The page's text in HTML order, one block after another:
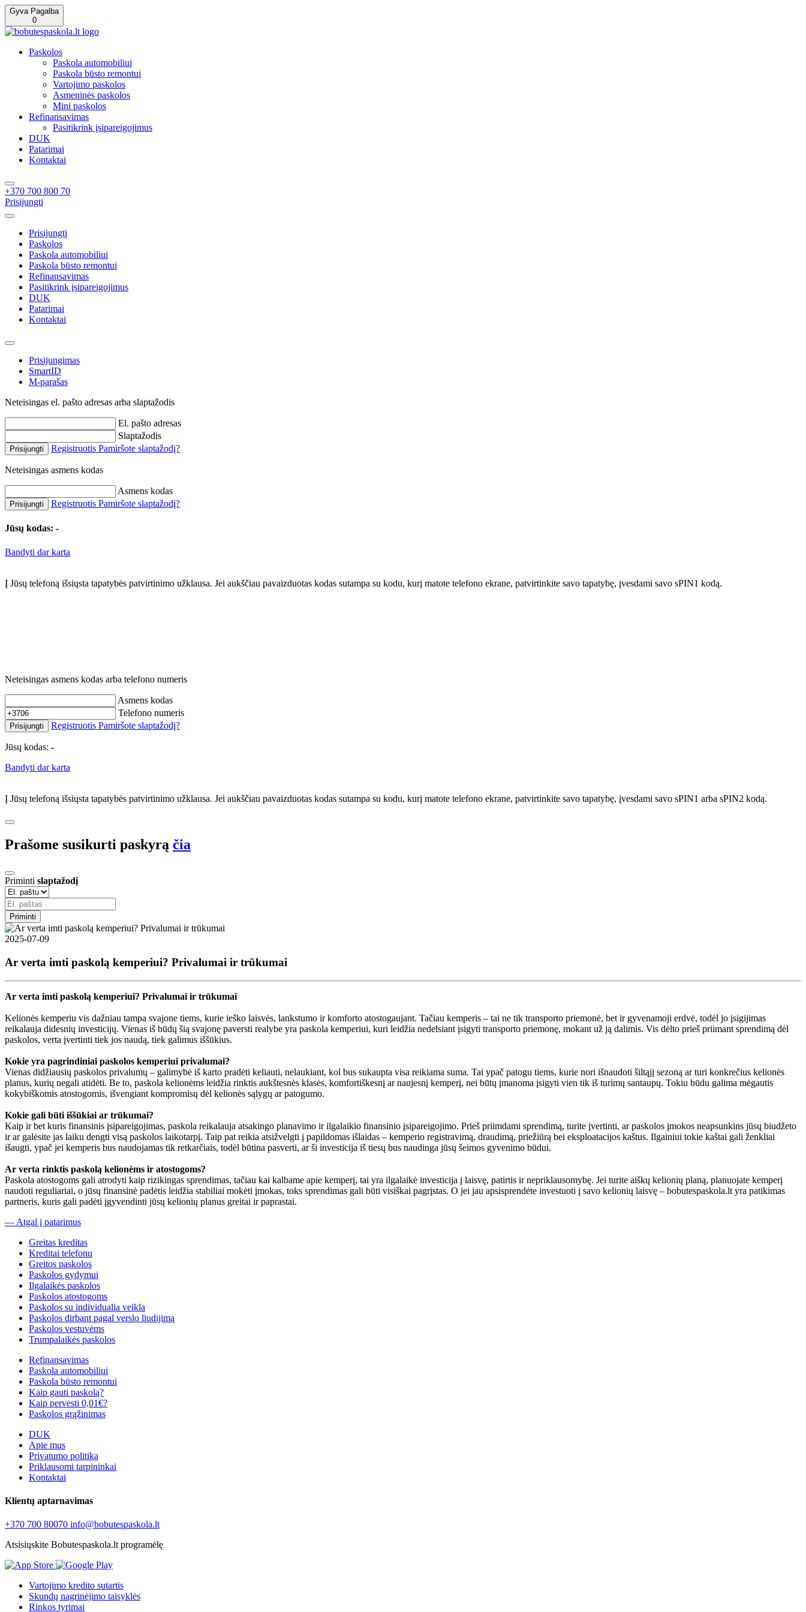
Gyva Pagalba
0
Paskolos
Paskola automobiliui
Paskola būsto remontui
Vartojimo paskolos
Asmeninės paskolos
Mini paskolos
Refinansavimas
Pasitikrink įsipareigojimus
DUK
Patarimai
Kontaktai
+370 700 800 70
Prisijungti
Prisijungti
Paskolos
Paskola automobiliui
Paskola būsto remontui
Refinansavimas
Pasitikrink įsipareigojimus
DUK
Patarimai
Kontaktai
Prisijungimas
SmartID
M-parašas
Neteisingas el. pašto adresas arba slaptažodis
El. pašto adresas
Slaptažodis
Prisijungti Registruotis Pamiršote slaptažodį?
Neteisingas asmens kodas
Asmens kodas
Prisijungti Registruotis Pamiršote slaptažodį?
Jūsų kodas: -
Bandyti dar karta
Į Jūsų telefoną išsiųsta tapatybės patvirtinimo užklausa. Jei aukščiau pavaizduotas kodas sutampa su kodu, kurį matote telefono ekrane, patvirtinkite savo tapatybę, įvesdami savo sPIN1 kodą.
Neteisingas asmens kodas arba telefono numeris
Asmens kodas
Telefono numeris
Prisijungti Registruotis Pamiršote slaptažodį?
Jūsų kodas: -
Bandyti dar karta
Į Jūsų telefoną išsiųsta tapatybės patvirtinimo užklausa. Jei aukščiau pavaizduotas kodas sutampa su kodu, kurį matote telefono ekrane, patvirtinkite savo tapatybę, įvesdami savo sPIN1 arba sPIN2 kodą.
Prašome susikurti paskyrą čia
Priminti slaptažodį
Priminti
2025-07-09
Ar verta imti paskolą kemperiui? Privalumai ir trūkumai
Ar verta imti paskolą kemperiui? Privalumai ir trūkumai
Kelionės kemperiu vis dažniau tampa svajone tiems, kurie ieško laisvės, lankstumo ir komforto atostogaujant. Tačiau kemperis – tai ne tik transporto priemonė, bet ir gyvenamoji erdvė, todėl jo įsigijimas
reikalauja didesnių investicijų. Vienas iš būdų šią svajonę paversti realybe yra paskola kemperiui, kuri leidžia nedelsiant įsigyti transporto priemonę, mokant už ją dalimis. Vis dėlto prieš priimant sprendimą dėl
paskolos, verta įvertinti tiek jos naudą, tiek galimus iššūkius.
Kokie yra pagrindiniai paskolos kemperiui privalumai?
Vienas didžiausių paskolos privalumų – galimybė iš karto pradėti keliauti, nelaukiant, kol bus sukaupta visa reikiama suma. Tai ypač patogu tiems, kurie nori išnaudoti šiltąjį sezoną ar turi konkrečius kelionės
planus, kurių negali atidėti. Be to, paskola kelionėms leidžia rinktis aukštesnės klasės, komfortiškesnį ar naujesnį kemperį, nei būtų įmanoma įsigyti vien tik iš turimų santaupų. Tokiu būdu galima mėgautis
kokybiškomis atostogomis, išvengiant kompromisų dėl kelionės sąlygų ar patogumo.
Kokie gali būti iššūkiai ar trūkumai?
Kaip ir bet kuris finansinis įsipareigojimas, paskola reikalauja atsakingo planavimo ir ilgalaikio finansinio įsipareigojimo. Prieš priimdami sprendimą, turite įvertinti, ar paskolos įmokos neapsunkins jūsų biudžeto
ir ar galėsite jas laiku dengti visą paskolos laikotarpį. Taip pat reikia atsižvelgti į papildomas išlaidas – kemperio registravimą, draudimą, priežiūrą bei eksploatacijos kaštus. Ilgainiui tokie kaštai gali ženkliai
išaugti, ypač jei kemperis bus naudojamas tik retkarčiais, todėl būtina pasverti, ar ši investicija iš tiesų bus naudinga jūsų šeimos gyvenimo būdui.
Ar verta rinktis paskolą kelionėms ir atostogoms?
Paskola atostogoms gali atrodyti kaip rizikingas sprendimas, tačiau kai kalbame apie kemperį, tai yra ilgalaikė investicija į laisvę, patirtis ir nepriklausomybę. Jei turite aiškų kelionių planą, planuojate kemperį
naudoti reguliariai, o jūsų finansinė padėtis leidžia stabiliai mokėti įmokas, toks sprendimas gali būti visiškai pagrįstas. O jei jau apsisprendėte investuoti į savo kelionių laisvę – bobutespaskola.lt yra patikimas
partneris, kuris gali padėti įgyvendinti jūsų kelionių planus greitai ir paprastai.
— Atgal į patarimus
Greitas kreditas
Kreditai telefonu
Greitos paskolos
Paskolos gydymui
Ilgalaikės paskolos
Paskolos atostogoms
Paskolos su individualia veikla
Paskolos dirbant pagal verslo liudijimą
Paskolos vestuvėms
Trumpalaikės paskolos
Refinansavimas
Paskola automobiliui
Paskola būsto remontui
Kaip gauti paskolą?
Kaip pervesti 0,01€?
Paskolos grąžinimas
DUK
Apie mus
Privatumo politika
Priklausomi tarpininkai
Kontaktai
Klientų aptarnavimas
+370 700 80070 info@bobutespaskola.lt
Atsisiųskite Bobutespaskola.lt programėlę
Vartojimo kredito sutartis
Skundų nagrinėjimo taisyklės
Rinkos tyrimai